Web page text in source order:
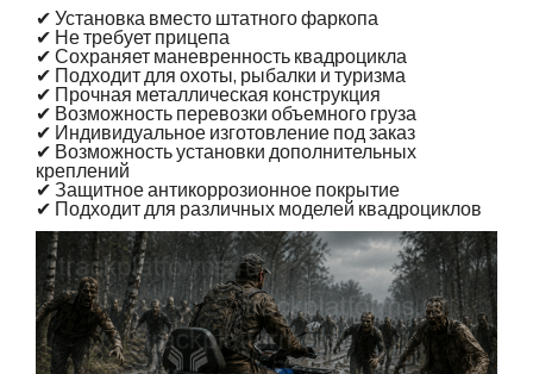
✔ Установка вместо штатного фаркопа
✔ Не требует прицепа
✔ Сохраняет маневренность квадроцикла
✔ Подходит для охоты, рыбалки и туризма
✔ Прочная металлическая конструкция
✔ Возможность перевозки объемного груза
✔ Индивидуальное изготовление под заказ
✔ Возможность установки дополнительных
креплений
✔ Защитное антикоррозионное покрытие
✔ Подходит для различных моделей квадроциклов